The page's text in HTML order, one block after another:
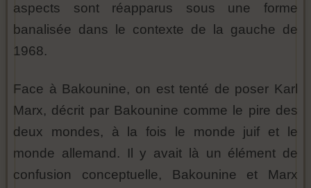
aspects sont réapparus sous une forme
banalisée dans le contexte de la gauche de
1968.
Face à Bakounine, on est tenté de poser Karl
Marx, décrit par Bakounine comme le pire des
deux mondes, à la fois le monde juif et le
monde allemand. Il y avait là un élément de
confusion conceptuelle, Bakounine et Marx